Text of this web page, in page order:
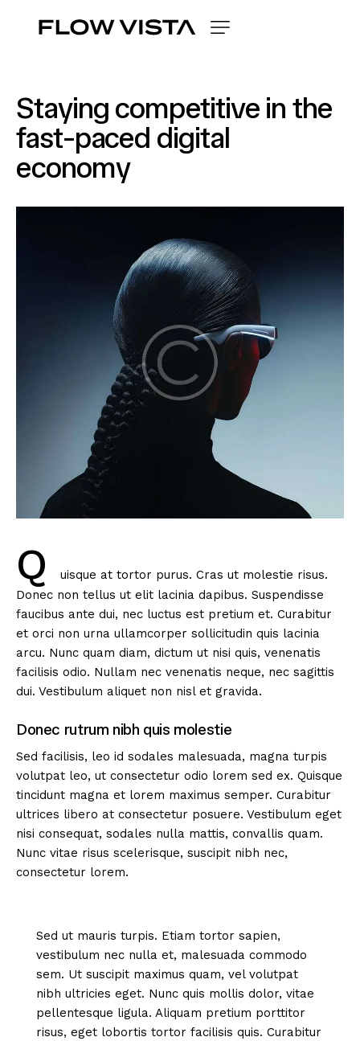
Staying competitive in the
fast-paced digital
economy
Q
uisque at tortor purus. Cras ut molestie risus.
Donec non tellus ut elit lacinia dapibus. Suspendisse
faucibus ante dui, nec luctus est pretium et. Curabitur
et orci non urna ullamcorper sollicitudin quis lacinia
arcu. Nunc quam diam, dictum ut nisi quis, venenatis
facilisis odio. Nullam nec venenatis neque, nec sagittis
dui. Vestibulum aliquet non nisl et gravida.
Donec rutrum nibh quis molestie
Sed facilisis, leo id sodales malesuada, magna turpis
volutpat leo, ut consectetur odio lorem sed ex. Quisque
tincidunt magna et lorem maximus semper. Curabitur
ultrices libero at consectetur posuere. Vestibulum eget
nisi consequat, sodales nulla mattis, convallis quam.
Nunc vitae risus scelerisque, suscipit nibh nec,
consectetur lorem.
Sed ut mauris turpis. Etiam tortor sapien,
vestibulum nec nulla et, malesuada commodo
sem. Ut suscipit maximus quam, vel volutpat
nibh ultricies eget. Nunc quis mollis dolor, vitae
pellentesque ligula. Aliquam pretium porttitor
risus, eget lobortis tortor facilisis quis. Curabitur